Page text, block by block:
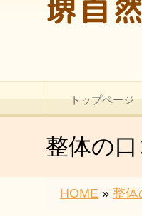
トップページ
整体の口
HOME » 整体